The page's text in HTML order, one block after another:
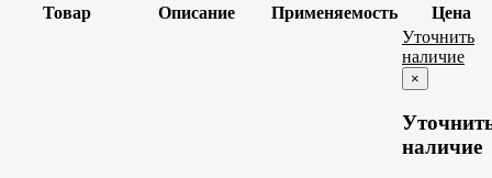
Товар
Описание Применяемость Цена
Уточнить
наличие
×
наличие